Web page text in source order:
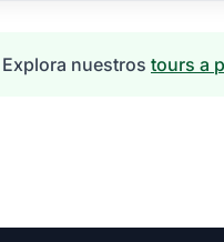
nuestros tours a